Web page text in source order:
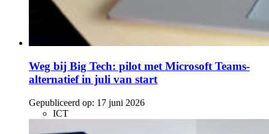
Weg bij Big Tech: pilot met Microsoft Teams-
alternatief in juli van start
Gepubliceerd op: 17 juni 2026
ICT